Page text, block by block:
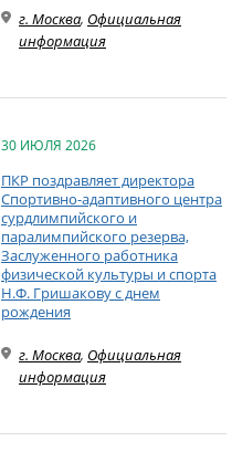
г. Москва, Официальная
информация
30 ИЮЛЯ 2026
ПКР поздравляет директора
Спортивно-адаптивного центра
сурдлимпийского и
паралимпийского резерва,
Заслуженного работника
физической культуры и спорта
Н.Ф. Гришакову с днем
рождения
г. Москва, Официальная
информация